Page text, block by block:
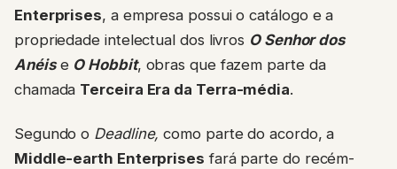
Enterprises, a empresa possui o catálogo e a
propriedade intelectual dos livros O Senhor dos
Anéise O Hobbit, obras que fazem parte da
chamada Terceira Era da Terra-média.
Segundo o Deadline, como parte do acordo, a
Middle-earth Enterprises fará parte do recém-